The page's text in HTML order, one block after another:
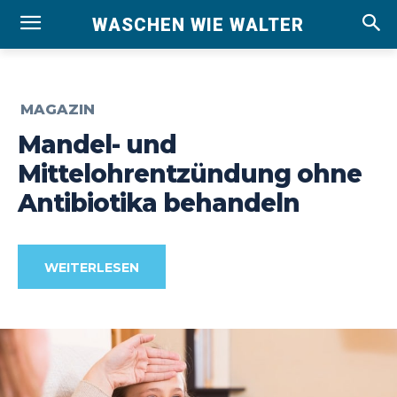
WASCHEN WIE WALTER
MAGAZIN
Mandel- und
Mittelohrentzündung ohne
Antibiotika behandeln
WEITERLESEN